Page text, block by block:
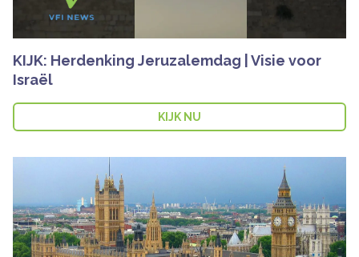
KIJK: Herdenking Jeruzalemdag | Visie voor
Israël
KIJK NU